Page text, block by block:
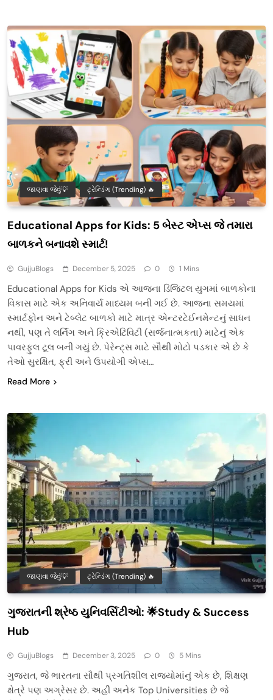
જાણવા જેવું💡 ટ્રેન્ડિંગ (Trending) 🔥
Educational Apps for Kids: 5 બેસ્ટ એપ્સ જે તમારા
બાળકને બનાવશે સ્માર્ટ!
GujjuBlogs December 5, 2025 0 1 Mins
Educational Apps for Kids એ આજના ડિજિટલ યુગમાં બાળકોના
વિકાસ માટે એક અનિવાર્ય માધ્યમ બની ગઈ છે. આજના સમયમાં
સ્માર્ટફોન અને ટેબ્લેટ બાળકો માટે માત્ર એન્ટરટેઈનમેન્ટનું સાધન
નથી, પણ તે લર્નિંગ અને ક્રિએટિવિટી (સર્જનાત્મકતા) માટેનું એક
પાવરફુલ ટૂલ બની ગયું છે. પેરેન્ટ્સ માટે સૌથી મોટો પડકાર એ છે કે
તેઓ સુરક્ષિત, ફ્રી અને ઉપયોગી એપ્સ…
Read More
જાણવા જેવું💡 ટ્રેન્ડિંગ (Trending) 🔥
ગુજરાતની શ્રેષ્ઠ યુનિવર્સિટીઓ: 🌟Study & Success
Hub
GujjuBlogs December 3, 2025 0 5 Mins
ગુજરાત, જે ભારતના સૌથી પ્રગતિશીલ રાજ્યોમાંનું એક છે, શિક્ષણ
ક્ષેત્રે પણ અગ્રેસર છે. અહીં અનેક Top Universities છે જે